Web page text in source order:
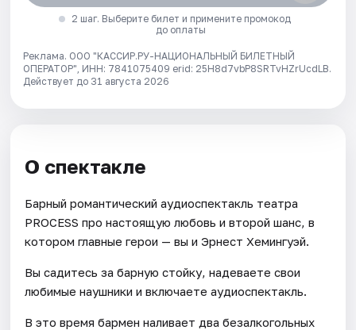
2 шаг. Выберите билет и примените промокод
до оплаты
Реклама. ООО "КАССИР.РУ-НАЦИОНАЛЬНЫЙ БИЛЕТНЫЙ
ОПЕРАТОР", ИНН: 7841075409 erid: 25H8d7vbP8SRTvHZrUcdLB.
Действует до 31 августа 2026
О спектакле
Барный романтический аудиоспектакль театра
PROCESS про настоящую любовь и второй шанс, в
котором главные герои — вы и Эрнест Хемингуэй.
Вы садитесь за барную стойку, надеваете свои
любимые наушники и включаете аудиоспектакль.
В это время бармен наливает два безалкогольных